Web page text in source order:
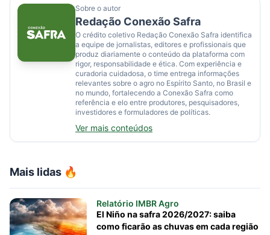
Mais lidas 🔥
Relatório IMBR Agro
El Niño na safra 2026/2027: saiba
como ficarão as chuvas em cada região
Sobre o autor
Redação Conexão Safra
O crédito coletivo Redação Conexão Safra identifica
a equipe de jornalistas, editores e profissionais que
produz diariamente o conteúdo da plataforma com
rigor, responsabilidade e ética. Com experiência e
curadoria cuidadosa, o time entrega informações
relevantes sobre o agro no Espírito Santo, no Brasil e
no mundo, fortalecendo a Conexão Safra como
referência e elo entre produtores, pesquisadores,
investidores e formuladores de políticas.
Ver mais conteúdos